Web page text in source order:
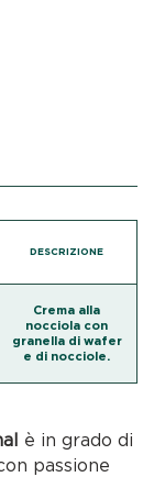
DESCRIZIONE
Crema alla
nocciola con
granella di wafer
e di nocciole.
è in grado di
passione